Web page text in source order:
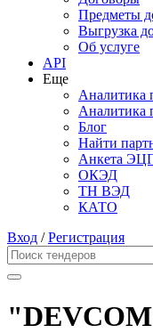
Предметы
Выгрузка
Об услуге
API
Еще
Аналитика
Аналитика
Блог
Найти
Анкета
ОКЭД
ТН ВЭД
КАТО
Вход /Регистрация